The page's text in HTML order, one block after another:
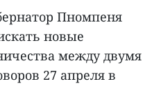
Пномпеня
новые
между двумя
27 апреля в